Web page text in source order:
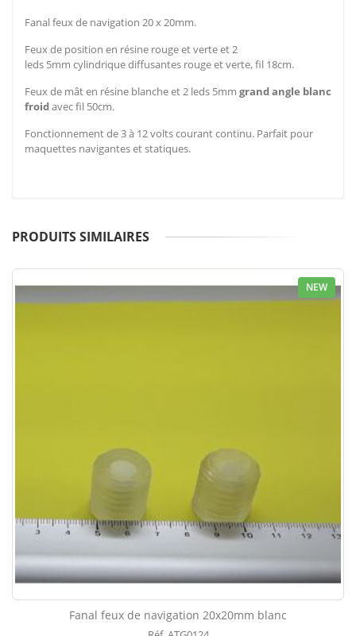
Fanal feux de navigation 20 x 20mm.
Feux de position en résine rouge et verte et 2
leds 5mm cylindrique diffusantes rouge et verte, fil 18cm.
Feux de mât en résine blanche et 2 leds 5mm grand angle blanc
froidavec fil 50cm.
Fonctionnement de 3 à 12 volts courant continu. Parfait pour
maquettes navigantes et statiques.
PRODUITS SIMILAIRES
NEW
Fanal feux de navigation 20x20mm blanc